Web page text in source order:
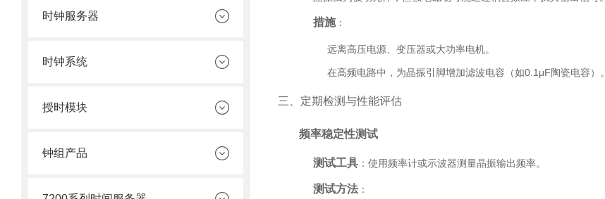
时钟服务器
时钟系统
授时模块
钟组产品
措施：
远离高压电源、变压器或大功率电机。
在高频电路中，为晶振引脚增加滤波电容（如0.1μF陶瓷电容）。
三、定期检测与性能评估
频率稳定性测试
测试工具 ：使用频率计或示波器测量晶振输出频率。
测试方法 ：